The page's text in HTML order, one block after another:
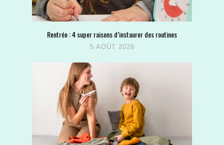
Rentrée : 4 super raisons d’instaurer des routines
5 AOÛT 2026